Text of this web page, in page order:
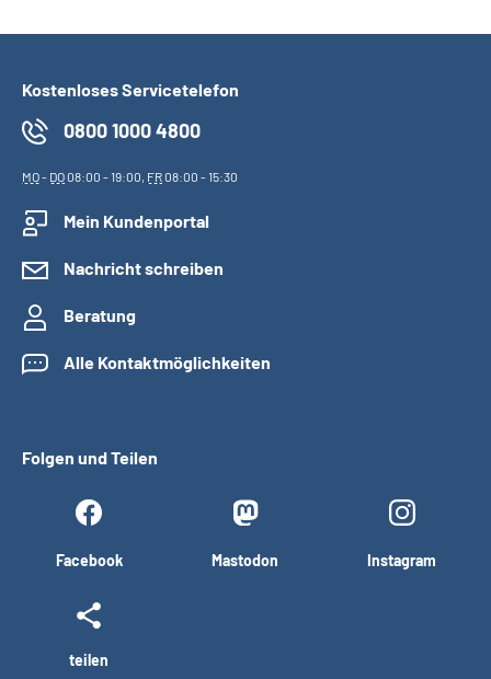
Kostenloses Servicetelefon
0800 1000 4800
MO- DO08:00 - 19:00, FR08:00 - 15:30
Mein Kundenportal
Nachricht schreiben
Beratung
Alle Kontaktmöglichkeiten
Folgen und Teilen
Facebook Mastodon Instagram
teilen